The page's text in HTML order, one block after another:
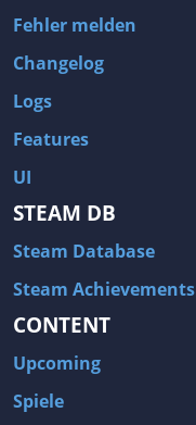
Fehler melden
Changelog
Logs
Features
UI
STEAM DB
Steam Database
Steam Achievements
CONTENT
Upcoming
Spiele